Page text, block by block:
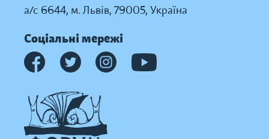
а/с 6644, м. Львів, 79005, Україна
Соціальні мережі